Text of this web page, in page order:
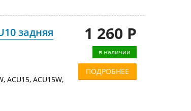
задняя
ACU15, ACU15W,
1 260 Р
в наличии
ПОДРОБНЕЕ